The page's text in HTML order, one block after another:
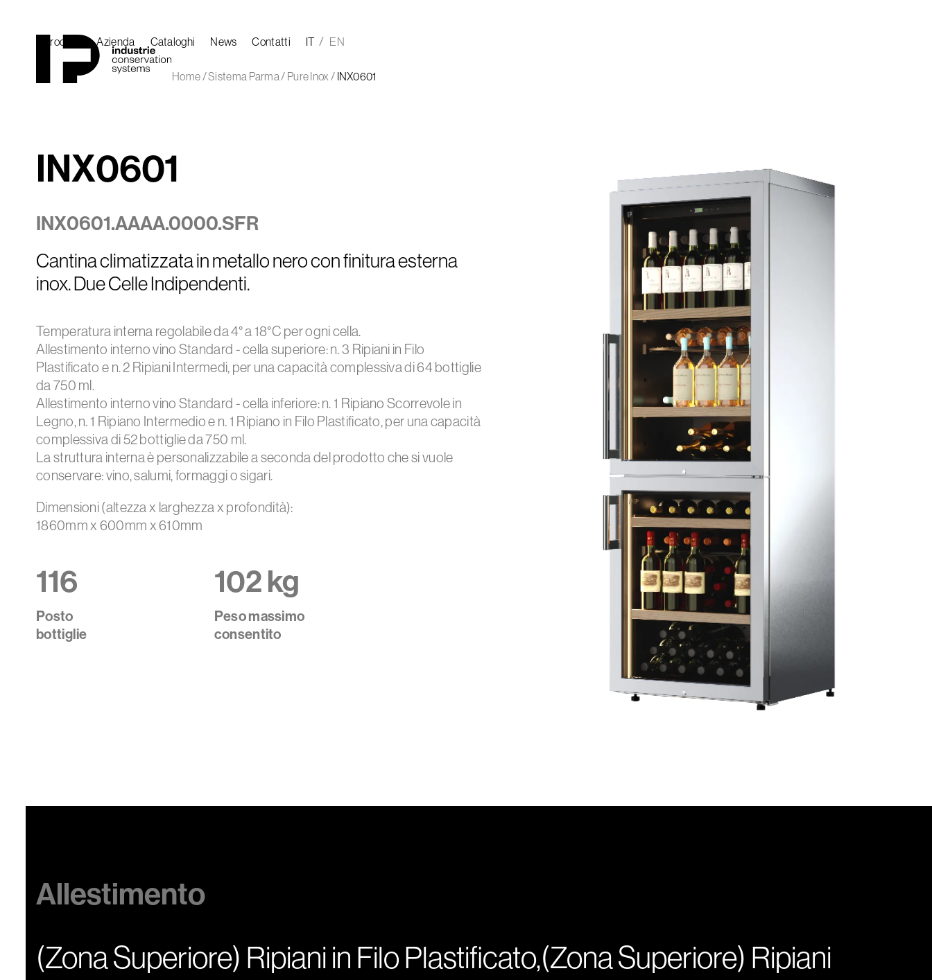
content
Prodotti Azienda Cataloghi News Contatti IT EN
Home/Sistema Parma/ Pure Inox/ INX0601
INX0601
INX0601.AAAA.0000.SFR
Cantina climatizzata in metallo nero con finitura esterna
inox. Due Celle Indipendenti.
Temperatura interna regolabile da 4° a 18°C per ogni cella.
Allestimento interno vino Standard - cella superiore: n. 3 Ripiani in Filo
Plastificato e n. 2 Ripiani Intermedi, per una capacità complessiva di 64 bottiglie
da 750 ml.
Allestimento interno vino Standard - cella inferiore: n. 1 Ripiano Scorrevole in
Legno, n. 1 Ripiano Intermedio e n. 1 Ripiano in Filo Plastificato, per una capacità
complessiva di 52 bottiglie da 750 ml.
La struttura interna è personalizzabile a seconda del prodotto che si vuole
conservare: vino, salumi, formaggi o sigari.
Dimensioni (altezza x larghezza x profondità):
1860mm x 600mm x 610mm
116
Posto
bottiglie
102 kg
Peso massimo
consentito
Allestimento
(Zona Superiore) Ripiani in Filo Plastificato,(Zona Superiore) Ripiani